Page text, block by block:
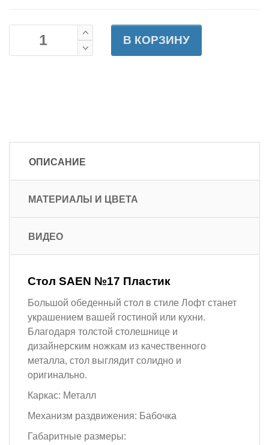
В КОРЗИНУ
ОПИСАНИЕ
МАТЕРИАЛЫ И ЦВЕТА
ВИДЕО
Стол SAEN №17 Пластик
Большой обеденный стол в стиле Лофт станет
украшением вашей гостиной или кухни.
Благодаря толстой столешнице и
дизайнерским ножкам из качественного
металла, стол выглядит солидно и
оригинально.
Каркас: Металл
Механизм раздвижения: Бабочка
Габаритные размеры: